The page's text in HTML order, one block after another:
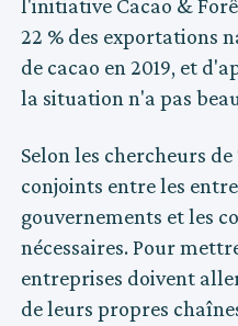
l'initiative Cacao &
22 % des exportations
de cacao en 2019, et
la situation n'a pas
Selon les chercheurs
conjoints entre les
gouvernements et les
nécessaires. Pour
entreprises doivent
de leurs propres